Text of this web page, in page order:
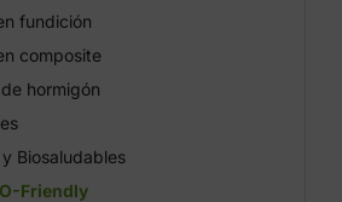
fundición
composite
hormigón
Biosaludables
Friendly